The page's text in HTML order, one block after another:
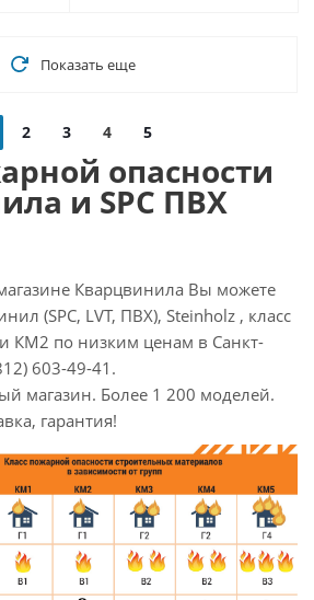
Показать еще
2 3 4 5
опасности
и SPC ПВХ
Кварцвинила Вы можете
(SPC, LVT, ПВХ), Steinholz , класс
КМ2 по низким ценам в Санкт-
603-49-41.
магазин. Более 1 200 моделей.
гарантия!